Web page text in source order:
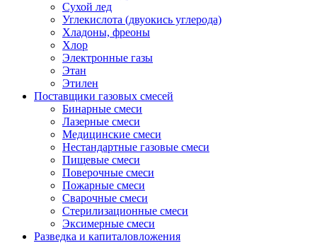
Сухой лед
Углекислота (двуокись углерода)
Хладоны, фреоны
Хлор
Электронные газы
Этан
Этилен
Поставщики газовых смесей
Бинарные смеси
Лазерные смеси
Медицинские смеси
Нестандартные газовые смеси
Пищевые смеси
Поверочные смеси
Пожарные смеси
Сварочные смеси
Стерилизационные смеси
Эксимерные смеси
Разведка и капиталовложения